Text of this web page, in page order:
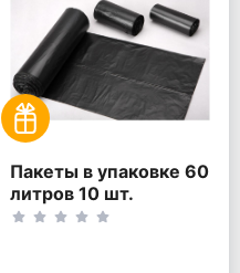
Пакеты в упаковке 60
литров 10 шт.
(10шт*3рул)